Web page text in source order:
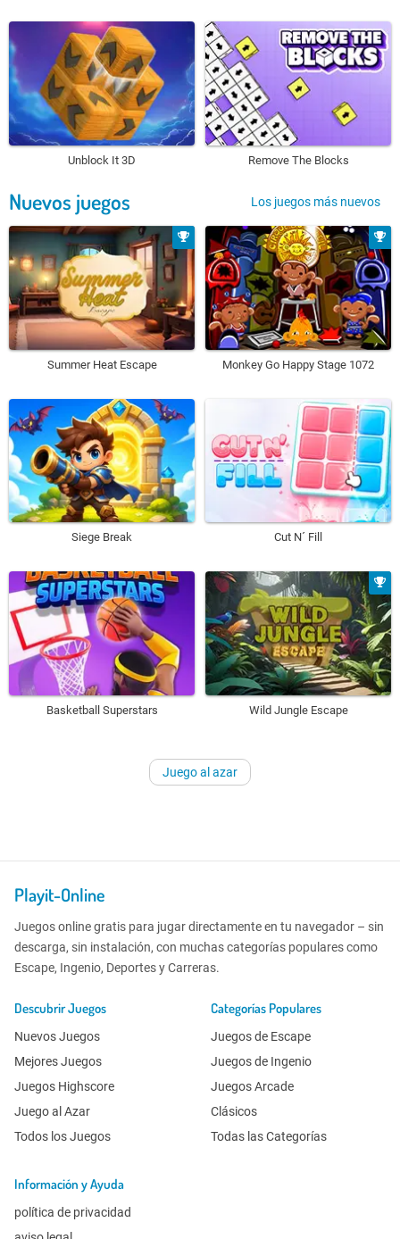
Unblock It 3D Remove The Blocks
Nuevos juegos Los juegos más nuevos
Summer Heat Escape Monkey Go Happy Stage 1072
Siege Break Cut N´ Fill
Basketball Superstars Wild Jungle Escape
Juego al azar
Playit-Online
Juegos online gratis para jugar directamente en tu navegador – sin
descarga, sin instalación, con muchas categorías populares como
Escape, Ingenio, Deportes y Carreras.
Descubrir Juegos
Nuevos Juegos
Mejores Juegos
Juegos Highscore
Juego al Azar
Todos los Juegos
Categorías Populares
Juegos de Escape
Juegos de Ingenio
Juegos Arcade
Clásicos
Todas las Categorías
Información y Ayuda
política de privacidad